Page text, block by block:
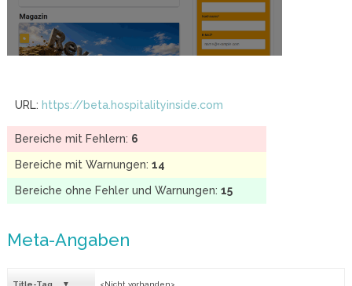
URL: https://beta.hospitalityinside.com
Bereiche mit Fehlern: 6
Bereiche mit Warnungen: 14
Bereiche ohne Fehler und Warnungen: 15
Meta-Angaben
Title-Tag <Nicht vorhanden>